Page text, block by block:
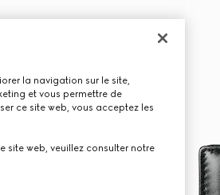
la navigation sur le site,
et vous permettre de
ce site web, vous acceptez les
site web, veuillez consulter notre